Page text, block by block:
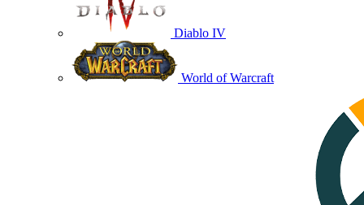
Diablo IV
World of Warcraft